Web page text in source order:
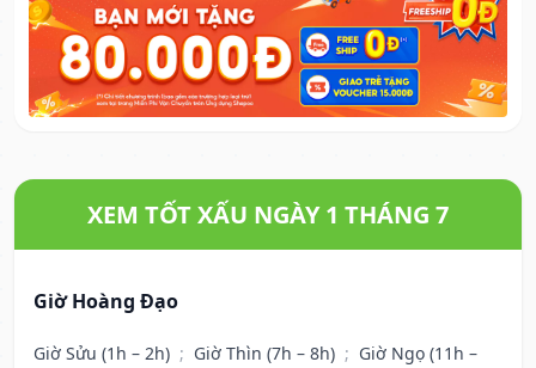
XEM TỐT XẤU NGÀY 1 THÁNG 7
Giờ Hoàng Đạo
Giờ Sửu (1h – 2h) ; Giờ Thìn (7h – 8h) ; Giờ Ngọ (11h –